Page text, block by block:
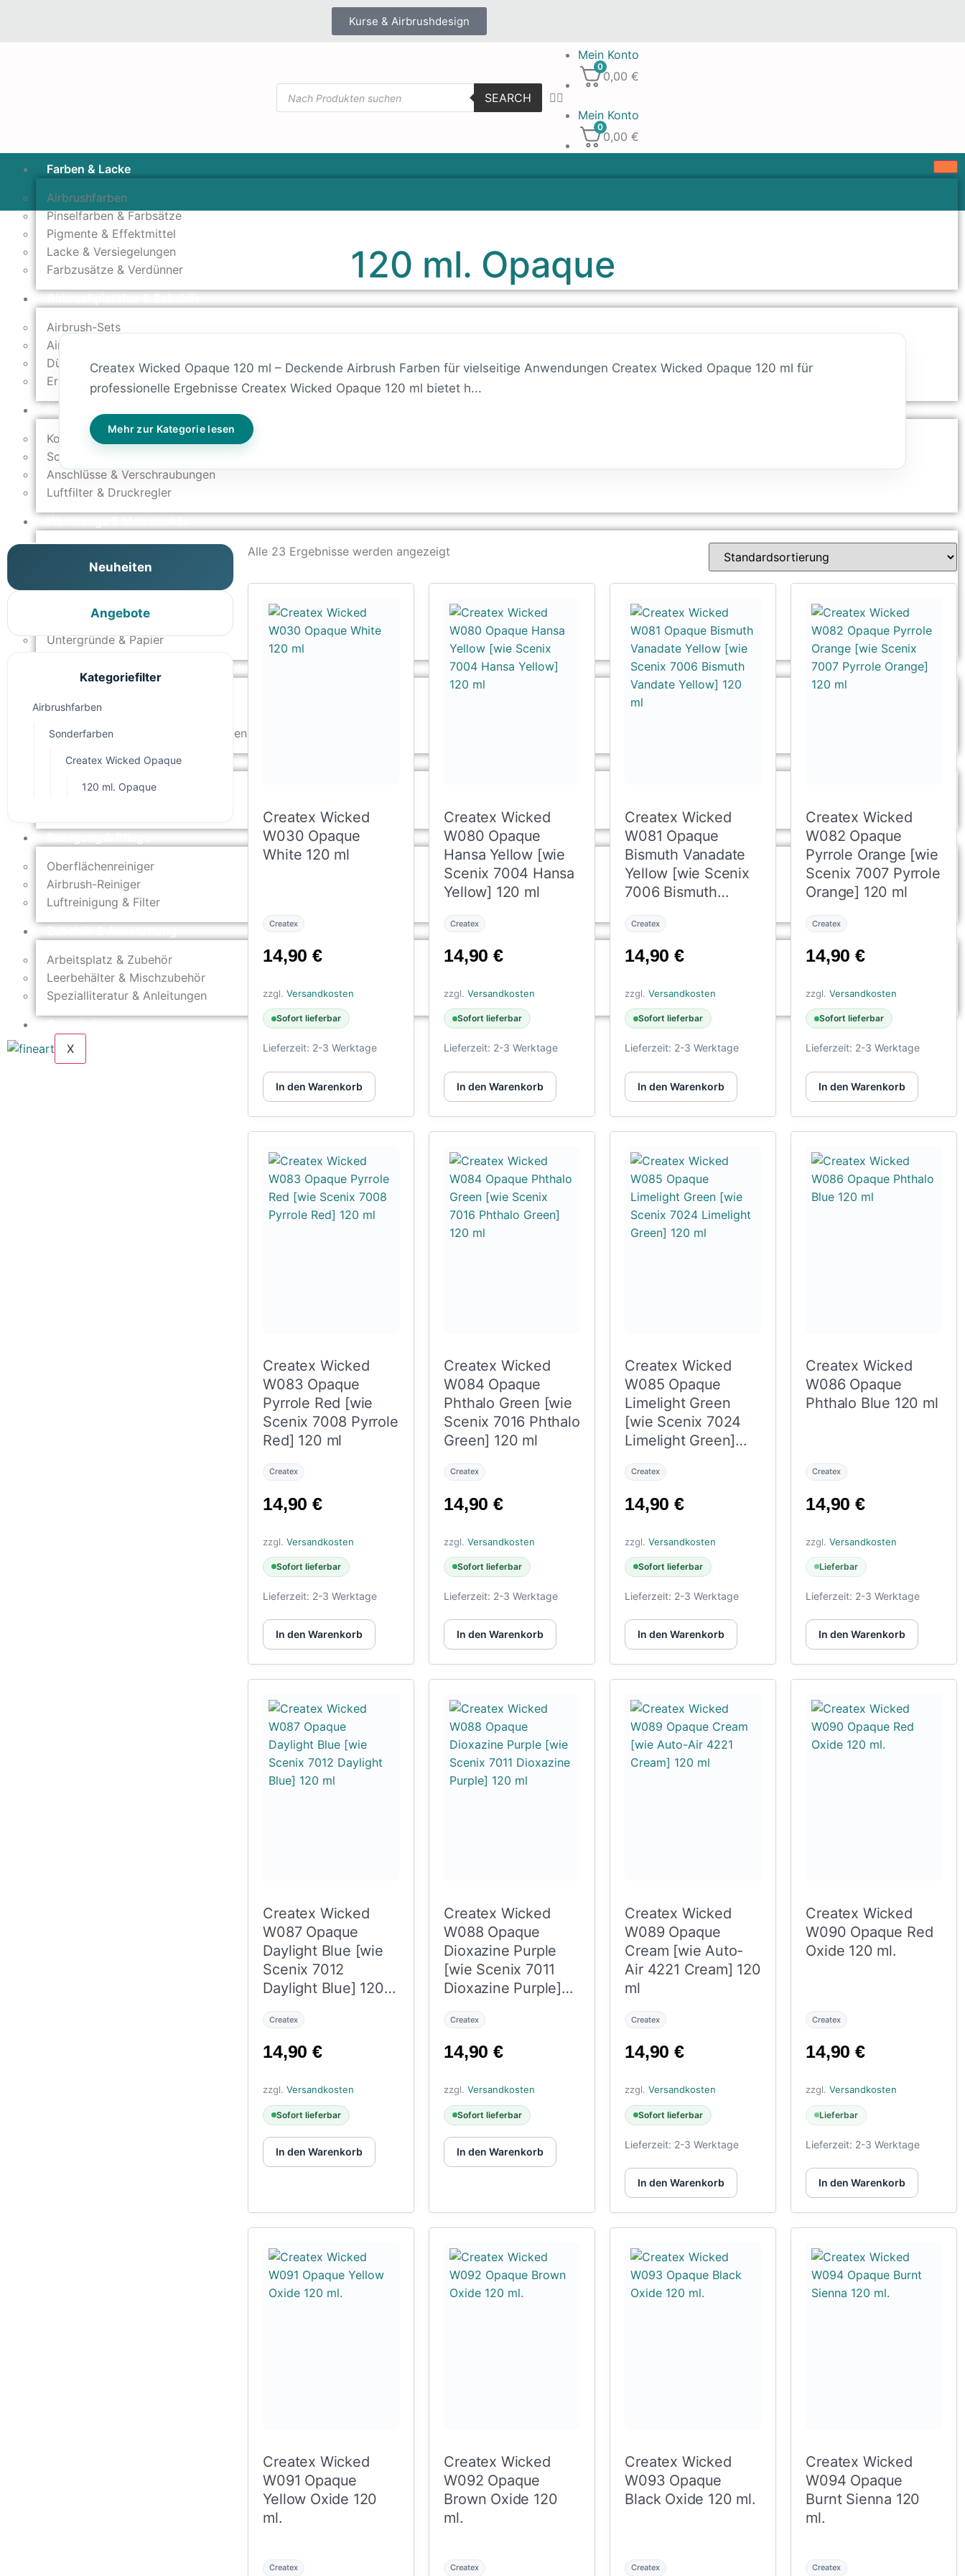
Kurse & Airbrushdesign
SEARCH
Mein Konto
0
0,00 €
Mein Konto
0
0,00 €
Farben & Lacke
Airbrushfarben
Pinselfarben & Farbsätze
Pigmente & Effektmittel
Lacke & Versiegelungen
Farbzusätze & Verdünner
Airbrush-Sets
Airbrush-Pistolen
Düsen & Nadeln
Ersatzteile & Tuning
Kompressoren
Schläuche & Kupplungen
Anschlüsse & Verschraubungen
Luftfilter & Druckregler
Pinstriping & Linienführung
Modellbau-Zubehör
Untergründe & Papier
Oberflächenvorbereitung & Bearbeitung
Schleif- & Poliermittel
Sandstrahlen & Spezialbehandlungen
Maskierung & Schablonen
Maskierfolien & Maskierbänder
Oberflächenreiniger
Airbrush-Reiniger
Luftreinigung & Filter
Arbeitsplatz & Zubehör
Leerbehälter & Mischzubehör
Spezialliteratur & Anleitungen
X
120 ml. Opaque
Createx Wicked Opaque 120 ml – Deckende Airbrush Farben für vielseitige Anwendungen Createx Wicked Opaque 120 ml für
professionelle Ergebnisse Createx Wicked Opaque 120 ml bietet h...
Mehr zur Kategorie lesen
Neuheiten
Angebote
Kategoriefilter
Airbrushfarben
Sonderfarben
Createx Wicked Opaque
120 ml. Opaque
Alle 23 Ergebnisse werden angezeigt
Createx Wicked
W030 Opaque
White 120 ml
Createx
14,90 €
zzgl.Versandkosten
Sofort lieferbar
Lieferzeit: 2-3 Werktage
In den Warenkorb
Createx Wicked
W080 Opaque
Hansa Yellow [wie
Scenix 7004 Hansa
Yellow] 120 ml
Createx
14,90 €
zzgl.Versandkosten
Sofort lieferbar
Lieferzeit: 2-3 Werktage
In den Warenkorb
Createx Wicked
W081 Opaque
Bismuth Vanadate
Yellow [wie Scenix
7006 Bismuth
Vandate Yellow] 120
mlCreatex
14,90 €
zzgl.Versandkosten
Sofort lieferbar
Lieferzeit: 2-3 Werktage
In den Warenkorb
Createx Wicked
W082 Opaque
Pyrrole Orange [wie
Scenix 7007 Pyrrole
Orange] 120 ml
Createx
14,90 €
zzgl.Versandkosten
Sofort lieferbar
Lieferzeit: 2-3 Werktage
In den Warenkorb
Createx Wicked
W083 Opaque
Pyrrole Red [wie
Scenix 7008 Pyrrole
Red] 120 ml
Createx
14,90 €
zzgl.Versandkosten
Sofort lieferbar
Lieferzeit: 2-3 Werktage
In den Warenkorb
Createx Wicked
W084 Opaque
Phthalo Green [wie
Scenix 7016 Phthalo
Green] 120 ml
Createx
14,90 €
zzgl.Versandkosten
Sofort lieferbar
Lieferzeit: 2-3 Werktage
In den Warenkorb
Createx Wicked
W085 Opaque
Limelight Green
[wie Scenix 7024
Limelight Green]
Createx
14,90 €
zzgl.Versandkosten
Sofort lieferbar
Lieferzeit: 2-3 Werktage
In den Warenkorb
Createx Wicked
W086 Opaque
Phthalo Blue 120 ml
Createx
14,90 €
zzgl.Versandkosten
Lieferbar
Lieferzeit: 2-3 Werktage
In den Warenkorb
Createx Wicked
W087 Opaque
Daylight Blue [wie
Scenix 7012
Daylight Blue] 120
ml
Createx
14,90 €
zzgl.Versandkosten
Sofort lieferbar
In den Warenkorb
Createx Wicked
W088 Opaque
Dioxazine Purple
[wie Scenix 7011
Dioxazine Purple]
120 ml
Createx
14,90 €
zzgl.Versandkosten
Sofort lieferbar
In den Warenkorb
Createx Wicked
W089 Opaque
Cream [wie Auto-
Air 4221 Cream] 120
ml
Createx
14,90 €
zzgl.Versandkosten
Sofort lieferbar
Lieferzeit: 2-3 Werktage
In den Warenkorb
Createx Wicked
W090 Opaque Red
Oxide 120 ml.
Createx
14,90 €
zzgl.Versandkosten
Lieferbar
Lieferzeit: 2-3 Werktage
In den Warenkorb
Createx Wicked
W091 Opaque
Yellow Oxide 120
ml.
Createx
Createx Wicked
W092 Opaque
Brown Oxide 120
ml.
Createx
Createx Wicked
W093 Opaque
Black Oxide 120 ml.
Createx
Createx Wicked
W094 Opaque
Burnt Sienna 120
ml.
Createx